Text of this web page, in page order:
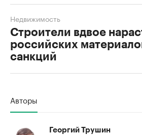
00:00 / 00:00
Строители вдвое
российских
санкций
Недвижимость
Авторы
Георгий Трушин